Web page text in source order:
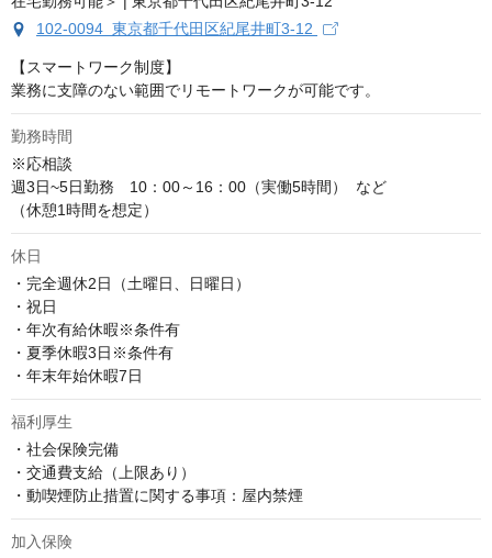
102-0094 東京都千代田区紀尾井町3-12
【スマートワーク制度】
業務に支障のない範囲でリモートワークが可能です。
勤務時間
※応相談
週3日~5日勤務　10：00～16：00（実働5時間）  など
（休憩1時間を想定）
休日
・完全週休2日（土曜日、日曜日）
・祝日
・年次有給休暇※条件有
・夏季休暇3日※条件有
・年末年始休暇7日
福利厚生
・社会保険完備
・交通費支給（上限あり）
・動喫煙防止措置に関する事項：屋内禁煙
加入保険